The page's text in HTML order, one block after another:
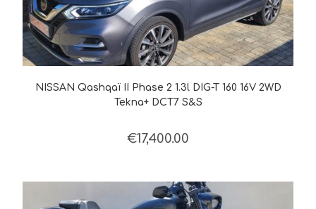
NISSAN Qashqaï II Phase 2 1.3l DIG-T 160 16V 2WD
Tekna+ DCT7 S&S
€17,400.00